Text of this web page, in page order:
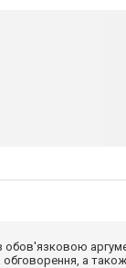
обов'язковою
обговорення, а